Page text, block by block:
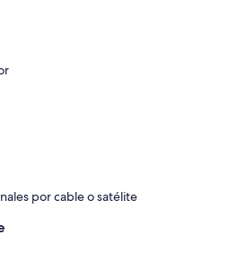
por cable o satélite